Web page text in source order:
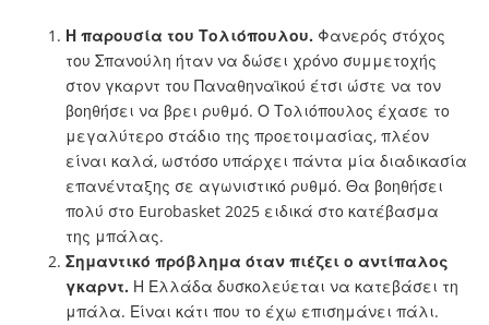
Η παρουσία του Τολιόπουλου. Φανερός στόχος
του Σπανούλη ήταν να δώσει χρόνο συμμετοχής
στον γκαρντ του Παναθηναϊκού έτσι ώστε να τον
βοηθήσει να βρει ρυθμό. Ο Τολιόπουλος έχασε το
μεγαλύτερο στάδιο της προετοιμασίας, πλέον
είναι καλά, ωστόσο υπάρχει πάντα μία διαδικασία
επανένταξης σε αγωνιστικό ρυθμό. Θα βοηθήσει
πολύ στο Eurobasket 2025 ειδικά στο κατέβασμα
της μπάλας.
Σημαντικό πρόβλημα όταν πιέζει ο αντίπαλος
γκαρντ. Η Ελλάδα δυσκολεύεται να κατεβάσει τη
μπάλα. Είναι κάτι που το έχω επισημάνει πάλι.